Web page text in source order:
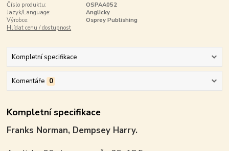
Číslo produktu:
OSPAA052
Jazyk/Language:
Anglicky
Výrobce:
Osprey Publishing
Hlídat cenu / dostupnost
Kompletní specifikace
Komentáře 0
Kompletní specifikace
Franks Norman, Dempsey Harry.